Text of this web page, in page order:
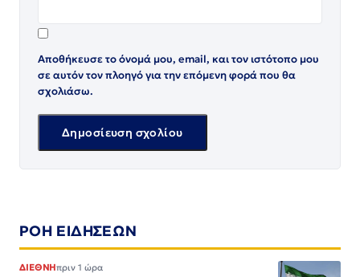
Αποθήκευσε το όνομά μου, email, και τον ιστότοπο μου
σε αυτόν τον πλοηγό για την επόμενη φορά που θα
σχολιάσω.
ΡΟΗ ΕΙΔΗΣΕΩΝ
ΔΙΕΘΝΗπριν 1 ώρα